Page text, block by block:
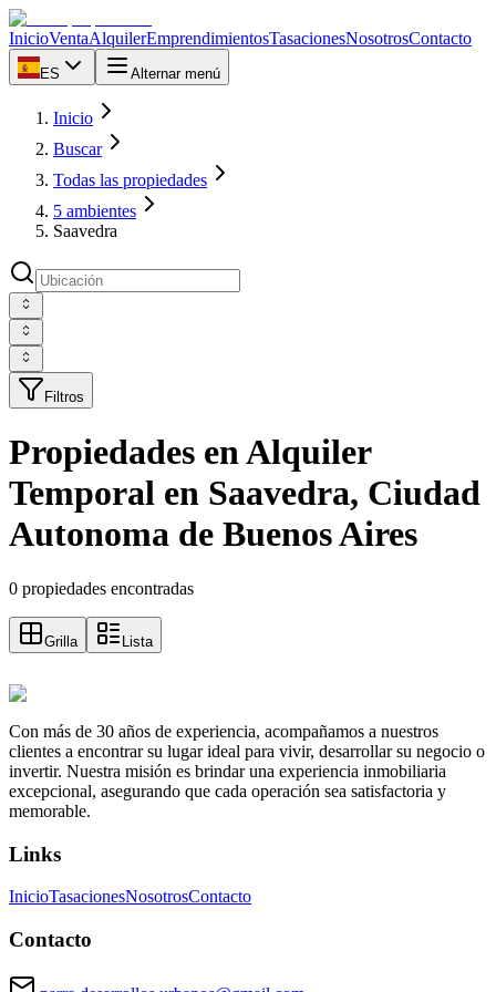
InicioVentaAlquilerEmprendimientosTasacionesNosotrosContacto
ES Alternar menú
Inicio
Buscar
Todas las propiedades
5 ambientes
Saavedra
Filtros
Propiedades en Alquiler
Temporal en Saavedra, Ciudad
Autonoma de Buenos Aires
0 propiedades encontradas
Grilla Lista
Con más de 30 años de experiencia, acompañamos a nuestros
clientes a encontrar su lugar ideal para vivir, desarrollar su negocio o
invertir. Nuestra misión es brindar una experiencia inmobiliaria
excepcional, asegurando que cada operación sea satisfactoria y
memorable.
Links
InicioTasacionesNosotrosContacto
Contacto